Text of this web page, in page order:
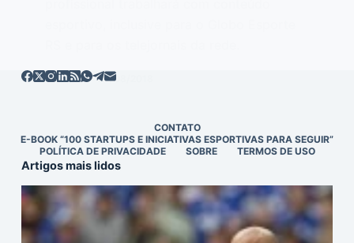
EDITOR 29/08/2018
CONTATO
E-BOOK “100 STARTUPS E INICIATIVAS ESPORTIVAS PARA SEGUIR”
POLÍTICA DE PRIVACIDADE
SOBRE TERMOS DE USO
Artigos mais lidos